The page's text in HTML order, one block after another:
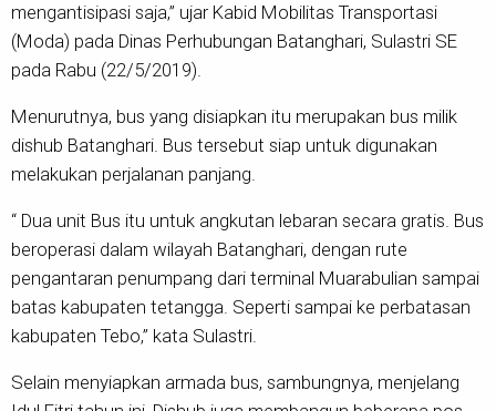
mengantisipasi saja,” ujar Kabid Mobilitas Transportasi
(Moda) pada Dinas Perhubungan Batanghari, Sulastri SE
pada Rabu (22/5/2019).
Menurutnya, bus yang disiapkan itu merupakan bus milik
dishub Batanghari. Bus tersebut siap untuk digunakan
melakukan perjalanan panjang.
“ Dua unit Bus itu untuk angkutan lebaran secara gratis. Bus
beroperasi dalam wilayah Batanghari, dengan rute
pengantaran penumpang dari terminal Muarabulian sampai
batas kabupaten tetangga. Seperti sampai ke perbatasan
kabupaten Tebo,” kata Sulastri.
Selain menyiapkan armada bus, sambungnya, menjelang